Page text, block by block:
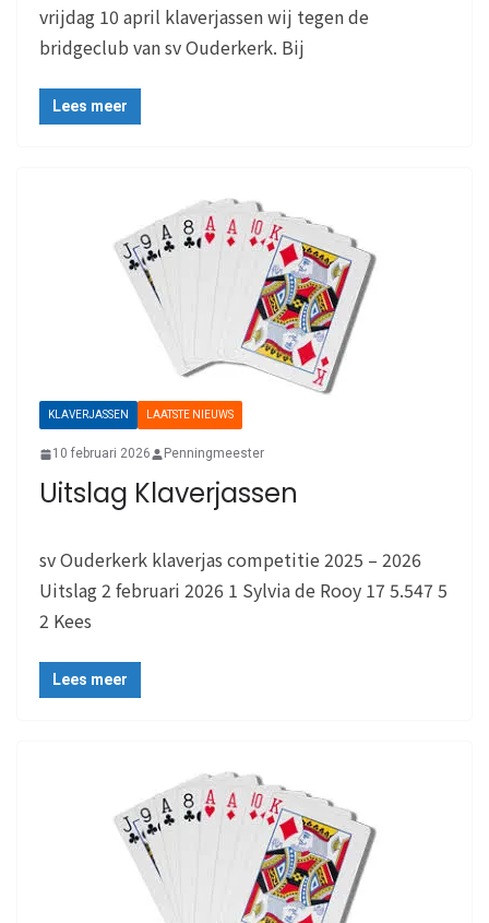
vrijdag 10 april klaverjassen wij tegen de
bridgeclub van sv Ouderkerk. Bij
Lees meer
KLAVERJASSEN LAATSTE NIEUWS
10 februari 2026 Penningmeester
Uitslag Klaverjassen
sv Ouderkerk klaverjas competitie 2025 – 2026
Uitslag 2 februari 2026 1 Sylvia de Rooy 17 5.547 5
2 Kees
Lees meer